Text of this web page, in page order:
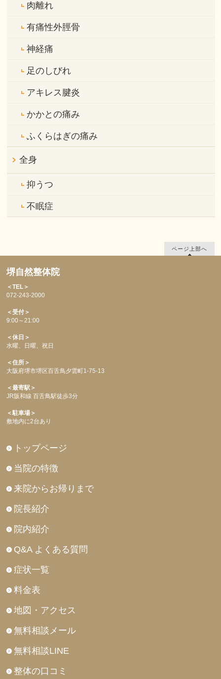
肉離れ
有痛性外脛骨
神経痛
足のしびれ
アキレス腱炎
かかとの痛み
ふくらはぎの痛み
全身
抑うつ
不眠症
ページ上部へ
堺自然整体院
＜TEL＞
072-243-2000
＜受付＞
9:00～21:00
＜休日＞
水曜、日曜、祝日
＜住所＞
大阪府堺市堺区百舌鳥夕雲町1-75-13
＜最寄駅＞
JR阪和線 百舌鳥駅徒歩3分
＜駐車場＞
敷地内に2台あり
トップページ
当院の特徴
来院からお帰りまで
院長紹介
院内紹介
Q&A よくある質問
症状一覧
料金表
地図・アクセス
無料相談メール
無料相談LINE
整体の口コミ